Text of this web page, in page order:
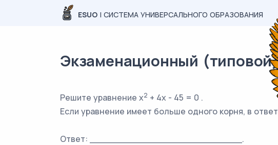
ESUO | СИСТЕМА УНИВЕРСАЛЬНОГО ОБРАЗОВАНИЯ
Экзаменационный
Решите уравнение x2 + 4x - 45 = 0 .
Если уравнение имеет больше одного корня, в
Ответ: ___________________________.